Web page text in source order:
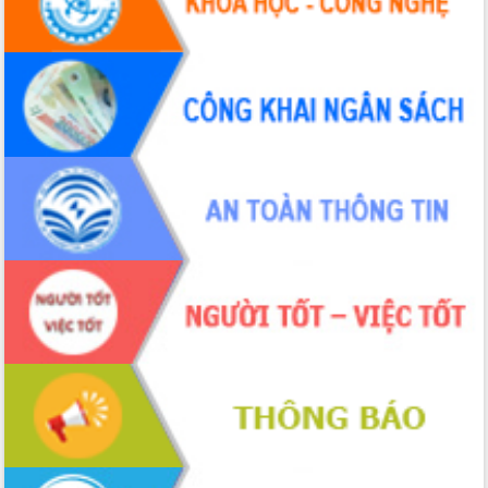
Hội thảo khoa học “Giải pháp thúc đẩy
phát triển nền kinh tế xanh tại tỉnh
Đắk Lắk”
Tăng cường giám sát, đôn đốc thực
hiện nhiệm vụ quản lý tài sản công
hàng tuần
Tháo gỡ những vướng mắc, đẩy mạnh
công tác cải cách thủ tục hành chính
tại Trung tâm Phục vụ hành chính
công tỉnh
Đắk Lắk: Tôn vinh 46 giải pháp tại Hội
thi Sáng tạo Kỹ thuật 2024 - 2025
Đắk Lắk rà soát, điều chỉnh Đề án 190
về phát triển nuôi trồng thủy sản
Phó Chủ tịch UBND tỉnh Đắk Lắk
Trương Công Thái kiểm tra thực địa
Dự án cao tốc Khánh Hòa - Buôn Ma
Thuột
Định vị cà phê Việt Nam như một “di
sản sống” trong dòng chảy toàn cầu